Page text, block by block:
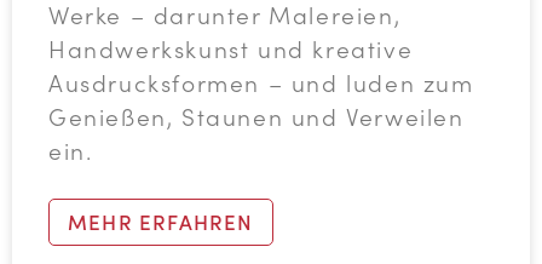
Werke – darunter Malereien,
Handwerkskunst und kreative
Ausdrucksformen – und luden zum
Genießen, Staunen und Verweilen
ein.
MEHR ERFAHREN